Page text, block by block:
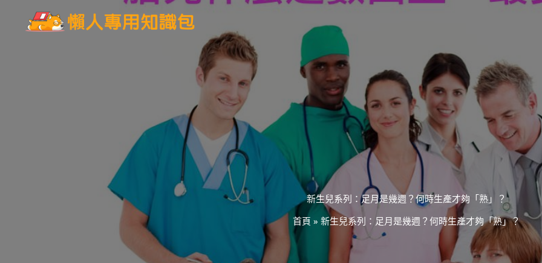
新生兒系列：足月是幾週？何時生產才夠「熟」？
首頁 » 新生兒系列：足月是幾週？何時生產才夠「熟」？